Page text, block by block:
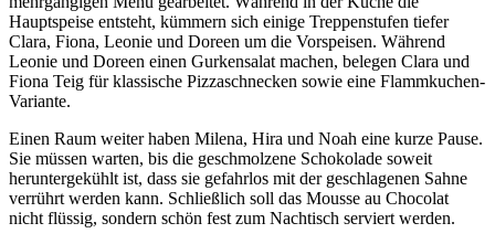
Hauptspeise entsteht, kümmern sich einige Treppenstufen tiefer
Clara, Fiona, Leonie und Doreen um die Vorspeisen. Während
Leonie und Doreen einen Gurkensalat machen, belegen Clara und
Fiona Teig für klassische Pizzaschnecken sowie eine Flammkuchen-
Variante.
Einen Raum weiter haben Milena, Hira und Noah eine kurze Pause.
Sie müssen warten, bis die geschmolzene Schokolade soweit
heruntergekühlt ist, dass sie gefahrlos mit der geschlagenen Sahne
verrührt werden kann. Schließlich soll das Mousse au Chocolat
nicht flüssig, sondern schön fest zum Nachtisch serviert werden.